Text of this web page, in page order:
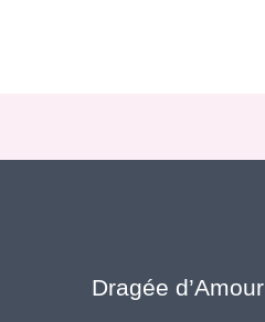
Dragée d’Amour